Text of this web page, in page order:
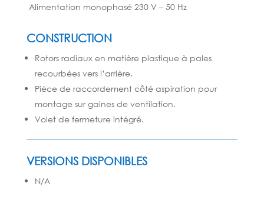
Alimentation monophasé 230 V – 50 Hz
CONSTRUCTION
Rotors radiaux en matière plastique à pales
recourbées vers l’arrière.
Pièce de raccordement côté aspiration pour
montage sur gaines de ventilation.
Volet de fermeture intégré.
VERSIONS DISPONIBLES
N/A